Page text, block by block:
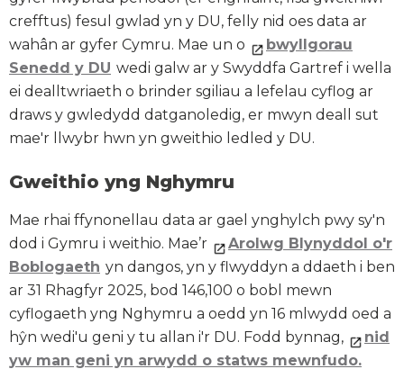
crefftus) fesul gwlad yn y DU, felly nid oes data ar
wahân ar gyfer Cymru. Mae un o
bwyllgorau
Senedd y DU wedi galw ar y Swyddfa Gartref i wella
ei dealltwriaeth o brinder sgiliau a lefelau cyflog ar
draws y gwledydd datganoledig, er mwyn deall sut
mae'r llwybr hwn yn gweithio ledled y DU.
Gweithio yng Nghymru
Mae rhai ffynonellau data ar gael ynghylch pwy sy'n
dod i Gymru i weithio. Mae’r
Arolwg Blynyddol o'r
Boblogaeth yn dangos, yn y flwyddyn a ddaeth i ben
ar 31 Rhagfyr 2025, bod 146,100 o bobl mewn
cyflogaeth yng Nghymru a oedd yn 16 mlwydd oed a
hŷn wedi'u geni y tu allan i'r DU. Fodd bynnag,
nid
yw man geni yn arwydd o statws mewnfudo.